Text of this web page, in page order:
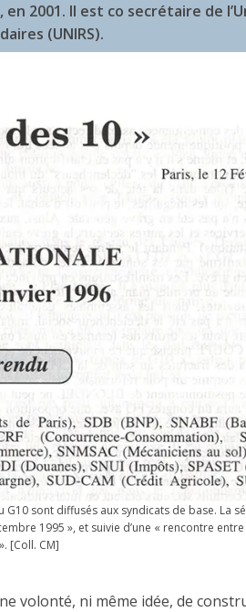
2001. Il est co secrétaire de
(UNIRS).
sont diffusés aux syndicats de base. La
1995 », et suivie d’une « rencontre
[Coll. CM]
volonté, ni même idée, de